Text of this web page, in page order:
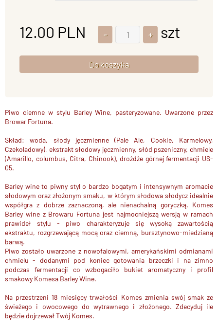
12.00 PLN szt
Piwo ciemne w stylu Barley Wine, pasteryzowane. Uwarzone przez
Browar Fortuna.
Skład: woda, słody jęczmienne (Pale Ale, Cookie, Karmelowy,
Czekoladowy), ekstrakt słodowy jęczmienny, słód pszeniczny, chmiele
(Amarillo, columbus, Citra, Chinook), drożdże górnej fermentacji US-
05.
Barley wine to piwny styl o bardzo bogatym i intensywnym aromacie
słodowym oraz złożonym smaku, w którym słodowa słodycz idealnie
współgra z dobrze zaznaczoną, ale nienachalną goryczką. Komes
Barley wine z Browaru Fortuna jest najmocniejszą wersją w ramach
prawideł stylu - piwo charakteryzuje się wysoką zawartością
ekstraktu, rozgrzewającą mocą oraz ciemną, bursztynowo-miedzianą
barwą.
Piwo zostało uwarzone z nowofalowymi, amerykańskimi odmianami
chmielu - dodanymi pod koniec gotowania brzeczki i na zimno
podczas fermentacji co wzbogaciło bukiet aromatyczny i profil
smakowy Komesa Barley Wine.
Na przestrzeni 18 miesięcy trwałości Komes zmienia swój smak ze
świeżego i owocowego do wytrawnego i złożonego. Zdecyduj ile
będzie dojrzewał Twój Komes.